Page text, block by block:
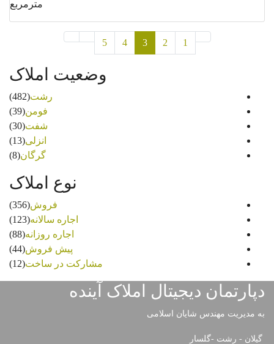
مترمربع
1
وضعیت املاک
رشت(482)
فومن(39)
شفت(30)
انزلی(13)
گرگان(8)
نوع املاک
فروش(356)
اجاره سالانه(123)
اجاره روزانه (88)
پیش فروش(44)
مشارکت در ساخت(12)
دپارتمان دیجیتال املاک آینده
به مدیریت مهندس شایان اسلامی
گیلان - رشت -گلسار